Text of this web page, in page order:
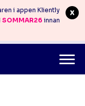
i appen Kliently
SOMMAR26 innan